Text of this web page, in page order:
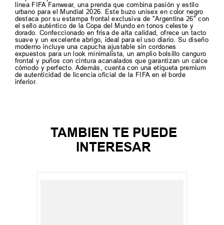
línea FIFA Fanwear, una prenda que combina pasión y estilo
urbano para el Mundial 2026. Este buzo unisex en color negro
destaca por su estampa frontal exclusiva de "Argentina 26" con
el sello auténtico de la Copa del Mundo en tonos celeste y
dorado. Confeccionado en frisa de alta calidad, ofrece un tacto
suave y un excelente abrigo, ideal para el uso diario. Su diseño
moderno incluye una capucha ajustable sin cordones
expuestos para un look minimalista, un amplio bolsillo canguro
frontal y puños con cintura acanalados que garantizan un calce
cómodo y perfecto. Además, cuenta con una etiqueta premium
de autenticidad de licencia oficial de la FIFA en el borde
inferior.
TAMBIEN TE PUEDE
INTERESAR